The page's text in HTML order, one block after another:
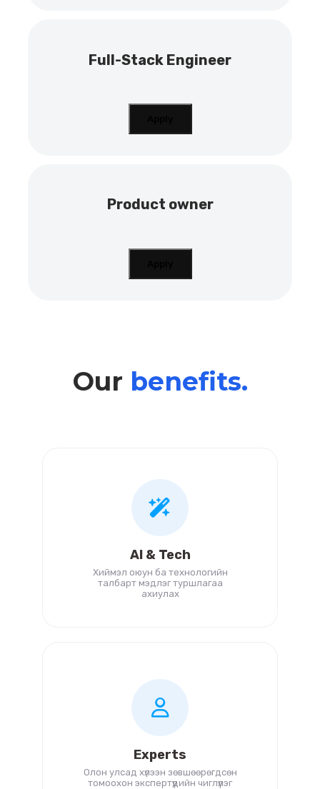
Full-Stack Engineer
Product owner
Our benefits.
AI & Tech
Хиймэл оюун ба технологийн
талбарт мэдлэг туршлагаа
ахиулах
Experts
Олон улсад хүлээн зөвшөөрөгдсөн
томоохон экспертүүдийн чиглүүлэг